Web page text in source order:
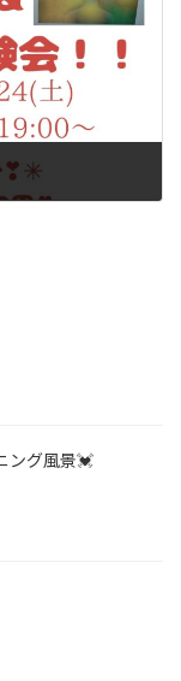
ング風景💓